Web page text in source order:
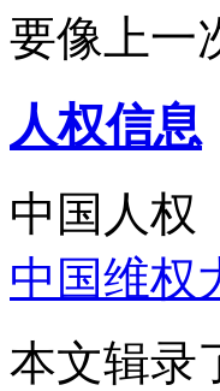
要像上一
人权信息
中国人权
中国维权
本文辑录